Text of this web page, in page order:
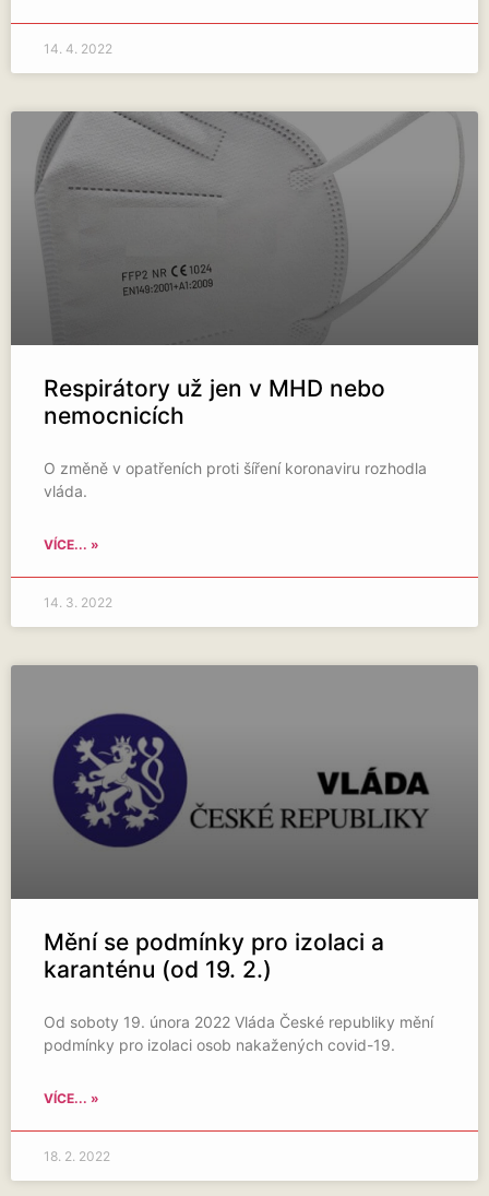
14. 4. 2022
Respirátory už jen v MHD nebo
nemocnicích
O změně v opatřeních proti šíření koronaviru rozhodla
vláda.
VÍCE... »
14. 3. 2022
Mění se podmínky pro izolaci a
karanténu (od 19. 2.)
Od soboty 19. února 2022 Vláda České republiky mění
podmínky pro izolaci osob nakažených covid-19.
VÍCE... »
18. 2. 2022